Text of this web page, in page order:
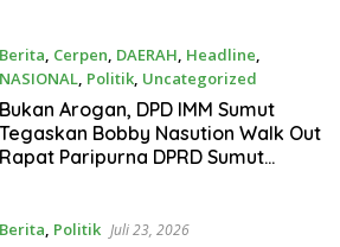
Berita, Cerpen, DAERAH, Headline,
NASIONAL, Politik, Uncategorized
Juli 28, 2026
Bukan Arogan, DPD IMM Sumut
Tegaskan Bobby Nasution Walk Out
Rapat Paripurna DPRD Sumut
Bunyi!”
Berita, Politik Juli 23, 2026